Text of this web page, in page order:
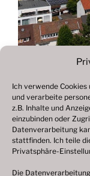
Ich verwende
und verarbeite
z.B. Inhalte und
einzubinden oder
Datenverarbeitung
stattfinden. Ich teile
Privatsphäre-
Die
Vorheriger
Beitrag
Fotogalerie